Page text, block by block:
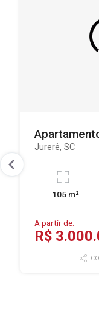
Jurerê, SC
105 m²
A partir de:
R$